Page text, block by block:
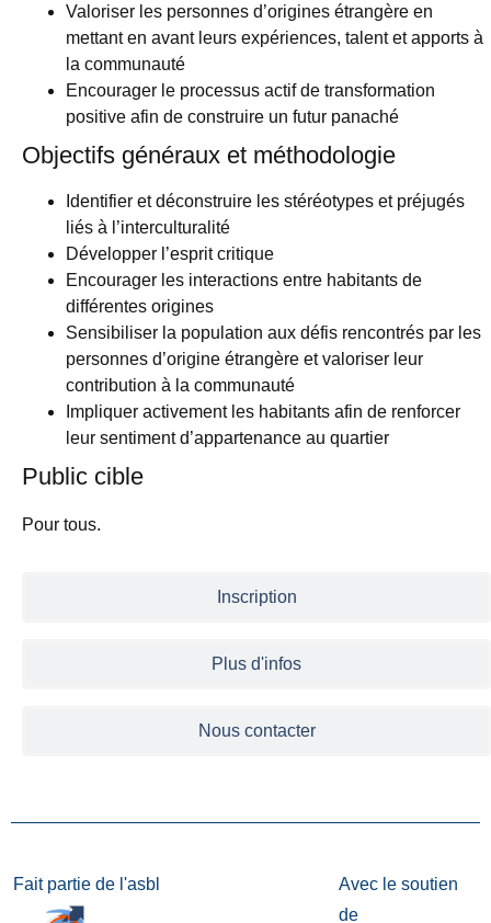
Inscription
Plus d'infos
Nous contacter
Valoriser les personnes d’origines étrangère en
mettant en avant leurs expériences, talent et apports à
la communauté
Encourager le processus actif de transformation
positive afin de construire un futur panaché
Objectifs généraux et méthodologie
Identifier et déconstruire les stéréotypes et préjugés
liés à l’interculturalité
Développer l’esprit critique
Encourager les interactions entre habitants de
différentes origines
Sensibiliser la population aux défis rencontrés par les
personnes d’origine étrangère et valoriser leur
contribution à la communauté
Impliquer activement les habitants afin de renforcer
leur sentiment d’appartenance au quartier
Public cible
Pour tous.
Fait partie de l'asbl
Avec le soutien
de